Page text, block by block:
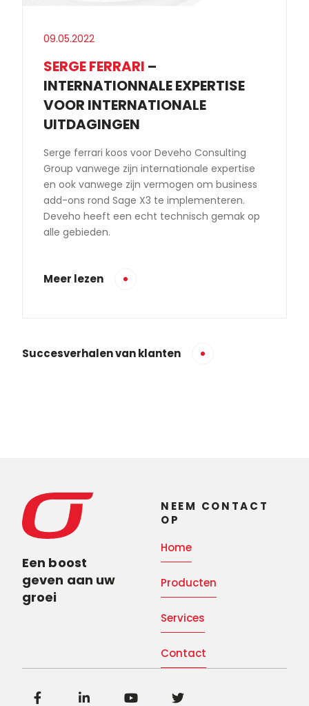
09.05.2022
SERGE FERRARI –
INTERNATIONNALE EXPERTISE
VOOR INTERNATIONALE
UITDAGINGEN
Serge ferrari koos voor Deveho Consulting
Group vanwege zijn internationale expertise
en ook vanwege zijn vermogen om business
add-ons rond Sage X3 te implementeren.
Deveho heeft een echt technisch gemak op
alle gebieden.
Meer lezen
Succesverhalen van klanten
Een boost
geven aan uw
groei
NEEM CONTACT
OP
Home
Producten
Services
Contact